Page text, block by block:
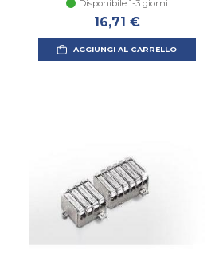
Disponibile 1-3 giorni
16,71 €
AGGIUNGI AL CARRELLO